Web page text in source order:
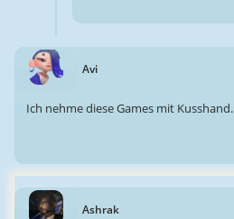
Avi
Ich nehme diese Games mit Kusshand.
Ashrak